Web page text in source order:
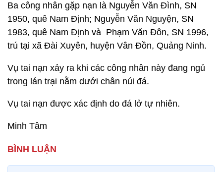
Ba công nhân gặp nạn là Nguyễn Văn Đình, SN
1950, quê Nam Định; Nguyễn Văn Nguyện, SN
1983, quê Nam Định và Phạm Văn Đôn, SN 1996,
trú tại xã Đài Xuyên, huyện Vân Đồn, Quảng Ninh.
Vụ tai nạn xảy ra khi các công nhân này đang ngủ
trong lán trại nằm dưới chân núi đá.
Vụ tai nạn được xác định do đá lở tự nhiên.
Minh Tâm